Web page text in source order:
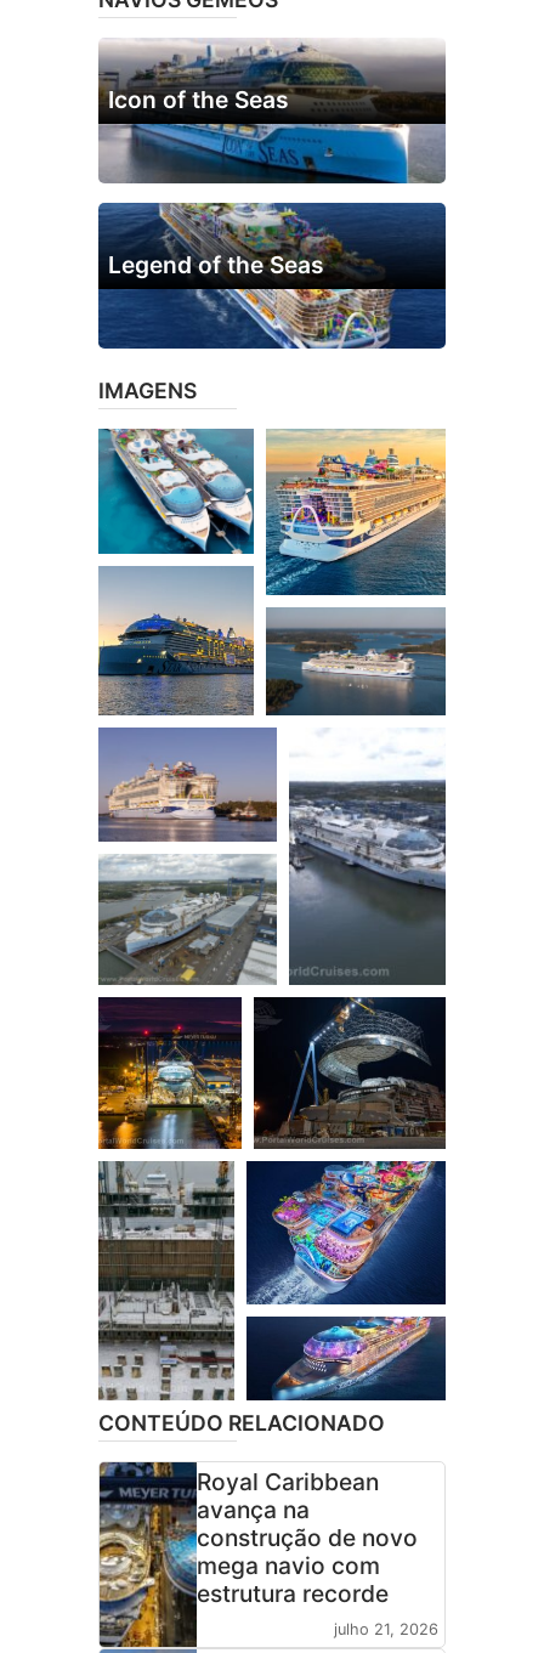
Icon of the Seas
Legend of the Seas
IMAGENS
CONTEÚDO RELACIONADO
Royal Caribbean
avança na
construção de novo
mega navio com
estrutura recorde
julho 21, 2026